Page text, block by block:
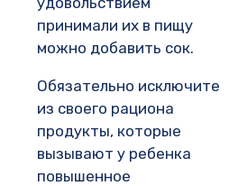
принимали их в пищу
можно добавить сок.
Обязательно исключите
из своего рациона
продукты, которые
вызывают у ребенка
повышенное